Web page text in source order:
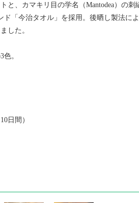
と、カマキリ目の学名（Mantodea）の
「今治タオル」を採用。後晒し製法に
した。
。
日間）